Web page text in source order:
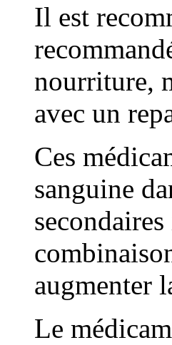
Il est
nourriture,
avec un
Ces
sanguine
augmenter
Le